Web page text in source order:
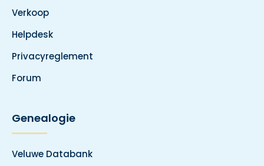
Verkoop
Helpdesk
Privacyreglement
Forum
Genealogie
Veluwe Databank